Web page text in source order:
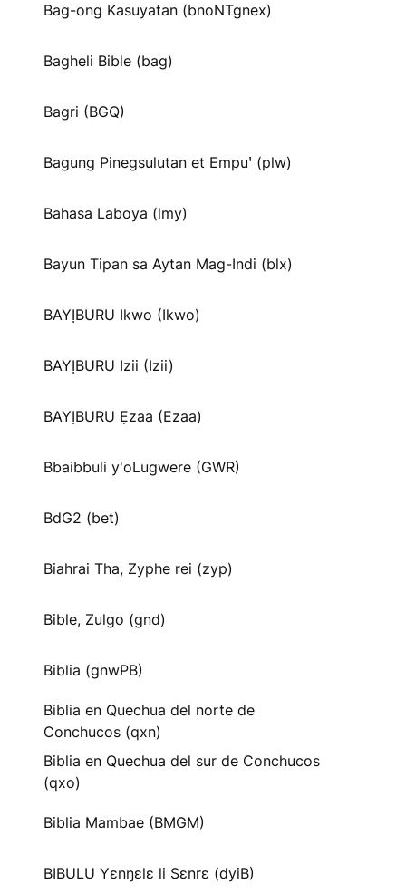
Bag-ong Kasuyatan (bnoNTgnex)
Bagheli Bible (bag)
Bagri (BGQ)
Bagung Pinegsulutan et Empuꞌ (plw)
Bahasa Laboya (lmy)
Bayun Tipan sa Aytan Mag-Indi (blx)
BAYỊBURU Ikwo (Ikwo)
BAYỊBURU Izii (Izii)
BAYỊBURU Ẹzaa (Ezaa)
Bbaibbuli y'oLugwere (GWR)
BdG2 (bet)
Biahrai Tha, Zyphe rei (zyp)
Bible, Zulgo (gnd)
Biblia (gnwPB)
Biblia en Quechua del norte de
Conchucos (qxn)
Biblia en Quechua del sur de Conchucos
(qxo)
Biblia Mambae (BMGM)
BIBULU Yɛnŋɛlɛ li Sɛnrɛ (dyiB)